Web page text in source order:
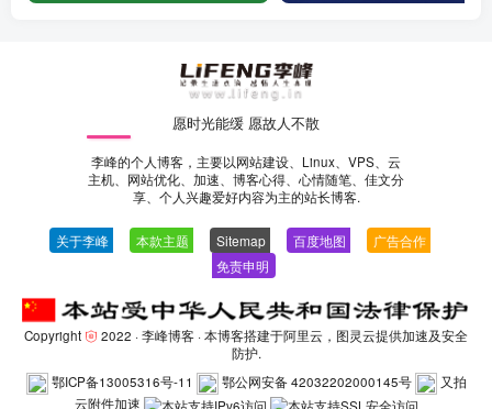
愿时光能缓 愿故人不散
李峰的个人博客，主要以网站建设、Linux、VPS、云
主机、网站优化、加速、博客心得、心情随笔、佳文分
享、个人兴趣爱好内容为主的站长博客.
关于李峰 本款主题 Sitemap 百度地图 广告合作
免责申明
Copyright 2022 ·李峰博客· 本博客搭建于阿里云，图灵云提供加速及安全
防护.
鄂ICP备13005316号-11
鄂公网安备 42032202000145号
又拍
云附件加速